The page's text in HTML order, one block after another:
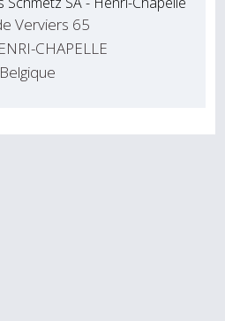
Verviers 65
CHAPELLE
Belgique